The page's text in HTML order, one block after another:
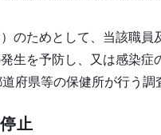
のためとして、当該職
生を予防し、又は感染
府県等の保健所が行う調
止